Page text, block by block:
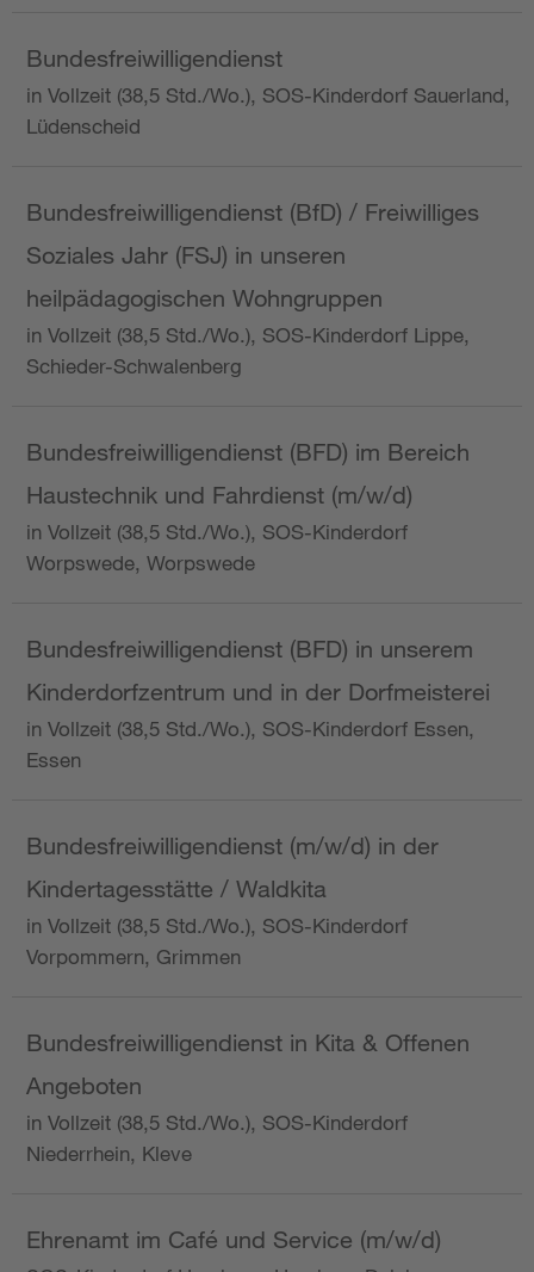
Bundesfreiwilligendienst
in Vollzeit (38,5 Std./Wo.), SOS-Kinderdorf Sauerland,
Lüdenscheid
Bundesfreiwilligendienst (BfD) / Freiwilliges
Soziales Jahr (FSJ) in unseren
heilpädagogischen Wohngruppen
in Vollzeit (38,5 Std./Wo.), SOS-Kinderdorf Lippe,
Schieder-Schwalenberg
Bundesfreiwilligendienst (BFD) im Bereich
Haustechnik und Fahrdienst (m/w/d)
in Vollzeit (38,5 Std./Wo.), SOS-Kinderdorf
Worpswede, Worpswede
Bundesfreiwilligendienst (BFD) in unserem
Kinderdorfzentrum und in der Dorfmeisterei
in Vollzeit (38,5 Std./Wo.), SOS-Kinderdorf Essen,
Essen
Bundesfreiwilligendienst (m/w/d) in der
Kindertagesstätte / Waldkita
in Vollzeit (38,5 Std./Wo.), SOS-Kinderdorf
Vorpommern, Grimmen
Bundesfreiwilligendienst in Kita & Offenen
Angeboten
in Vollzeit (38,5 Std./Wo.), SOS-Kinderdorf
Niederrhein, Kleve
Ehrenamt im Café und Service (m/w/d)